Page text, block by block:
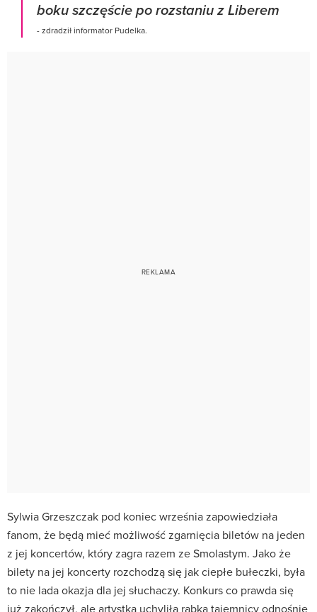
boku szczęście po rozstaniu z Liberem
- zdradził informator Pudelka.
Sylwia Grzeszczak pod koniec września zapowiedziała
fanom, że będą mieć możliwość zgarnięcia biletów na jeden
z jej koncertów, który zagra razem ze Smolastym. Jako że
bilety na jej koncerty rozchodzą się jak ciepłe bułeczki, była
to nie lada okazja dla jej słuchaczy. Konkurs co prawda się
już zakończył, ale artystka uchyliła rąbka tajemnicy odnośnie